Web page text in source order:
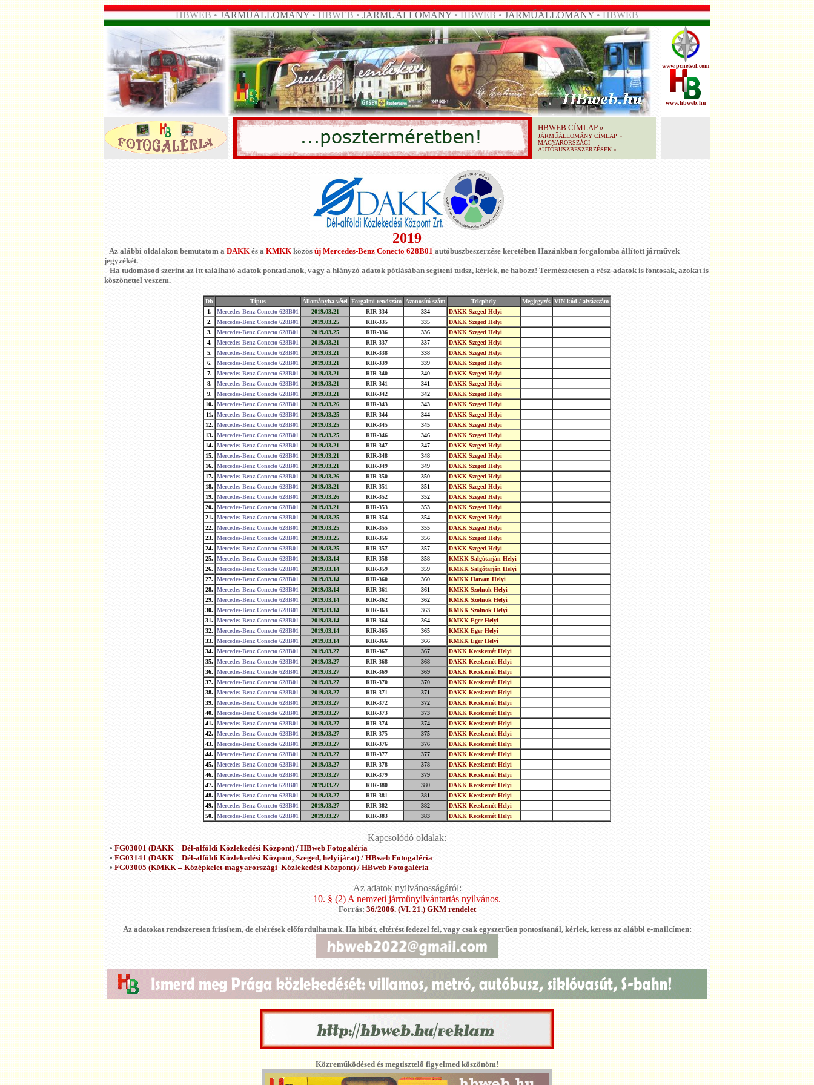
HBWEB •JÁRMŰÁLLOMÁNY• HBWEB •JÁRMŰÁLLOMÁNY• HBWEB •JÁRMŰÁLLOMÁNY• HBWEB
www.pcnetsol.com
www.hbweb.hu
HBWEB CÍMLAP »
JÁRMŰÁLLOMÁNY CÍMLAP »
MAGYARORSZÁGI
AUTÓBUSZBESZERZÉSEK »
2019
Az alábbi oldalakon bemutatom a DAKK és a KMKK közös új Mercedes-Benz Conecto 628B01 autóbuszbeszerzése keretében Hazánkban forgalomba állított járművek
jegyzékét.
Ha tudomásod szerint az itt található adatok pontatlanok, vagy a hiányzó adatok pótlásában segíteni tudsz, kérlek, ne habozz! Természetesen a rész-adatok is fontosak, azokat is
köszönettel veszem.
Db Típus Állományba vétel Forgalmi rendszám Azonosító szám Telephely Megjegyzés VIN-kód / alvázszám
1.
Mercedes-Benz Conecto 628B01 2019.03.21 RIR-334 334
DAKK Szeged Helyi
2.
Mercedes-Benz Conecto 628B01 2019.03.25 RIR-335 335
DAKK Szeged Helyi
3.
Mercedes-Benz Conecto 628B01 2019.03.25 RIR-336 336
DAKK Szeged Helyi
4.
Mercedes-Benz Conecto 628B01 2019.03.21 RIR-337 337
DAKK Szeged Helyi
5.
Mercedes-Benz Conecto 628B01 2019.03.21 RIR-338 338
DAKK Szeged Helyi
6.
Mercedes-Benz Conecto 628B01 2019.03.21 RIR-339 339
DAKK Szeged Helyi
7.
Mercedes-Benz Conecto 628B01 2019.03.21 RIR-340 340
DAKK Szeged Helyi
8.
Mercedes-Benz Conecto 628B01 2019.03.21 RIR-341 341
DAKK Szeged Helyi
9.
Mercedes-Benz Conecto 628B01 2019.03.21 RIR-342 342
DAKK Szeged Helyi
10.
Mercedes-Benz Conecto 628B01 2019.03.26 RIR-343 343
DAKK Szeged Helyi
11.
Mercedes-Benz Conecto 628B01 2019.03.25 RIR-344 344
DAKK Szeged Helyi
12.
Mercedes-Benz Conecto 628B01 2019.03.25 RIR-345 345
DAKK Szeged Helyi
13.
Mercedes-Benz Conecto 628B01 2019.03.25 RIR-346 346
DAKK Szeged Helyi
14.
Mercedes-Benz Conecto 628B01 2019.03.21 RIR-347 347
DAKK Szeged Helyi
15.
Mercedes-Benz Conecto 628B01 2019.03.21 RIR-348 348
DAKK Szeged Helyi
16.
Mercedes-Benz Conecto 628B01 2019.03.21 RIR-349 349
DAKK Szeged Helyi
17.
Mercedes-Benz Conecto 628B01 2019.03.26 RIR-350 350
DAKK Szeged Helyi
18.
Mercedes-Benz Conecto 628B01 2019.03.21 RIR-351 351
DAKK Szeged Helyi
19.
Mercedes-Benz Conecto 628B01 2019.03.26 RIR-352 352
DAKK Szeged Helyi
20.
Mercedes-Benz Conecto 628B01 2019.03.21 RIR-353 353
DAKK Szeged Helyi
21.
Mercedes-Benz Conecto 628B01 2019.03.25 RIR-354 354
DAKK Szeged Helyi
22.
Mercedes-Benz Conecto 628B01 2019.03.25 RIR-355 355
DAKK Szeged Helyi
23.
Mercedes-Benz Conecto 628B01 2019.03.25 RIR-356 356
DAKK Szeged Helyi
24.
Mercedes-Benz Conecto 628B01 2019.03.25 RIR-357 357
DAKK Szeged Helyi
25.
Mercedes-Benz Conecto 628B01 2019.03.14 RIR-358 358
KMKK Salgótarján Helyi
26.
Mercedes-Benz Conecto 628B01 2019.03.14 RIR-359 359
KMKK Salgótarján Helyi
27.
Mercedes-Benz Conecto 628B01 2019.03.14 RIR-360 360
KMKK Hatvan Helyi
28.
Mercedes-Benz Conecto 628B01 2019.03.14 RIR-361 361
KMKK Szolnok Helyi
29.
Mercedes-Benz Conecto 628B01 2019.03.14 RIR-362 362
KMKK Szolnok Helyi
30.
Mercedes-Benz Conecto 628B01 2019.03.14 RIR-363 363
KMKK Szolnok Helyi
31.
Mercedes-Benz Conecto 628B01 2019.03.14 RIR-364 364
KMKK Eger Helyi
32.
Mercedes-Benz Conecto 628B01 2019.03.14 RIR-365 365
KMKK Eger Helyi
33.
Mercedes-Benz Conecto 628B01 2019.03.14 RIR-366 366
KMKK Eger Helyi
34.
Mercedes-Benz Conecto 628B01 2019.03.27 RIR-367 367
DAKK Kecskemét Helyi
35.
Mercedes-Benz Conecto 628B01 2019.03.27 RIR-368 368
DAKK Kecskemét Helyi
36.
Mercedes-Benz Conecto 628B01 2019.03.27 RIR-369 369
DAKK Kecskemét Helyi
37.
Mercedes-Benz Conecto 628B01 2019.03.27 RIR-370 370
DAKK Kecskemét Helyi
38.
Mercedes-Benz Conecto 628B01 2019.03.27 RIR-371 371
DAKK Kecskemét Helyi
39.
Mercedes-Benz Conecto 628B01 2019.03.27 RIR-372 372
DAKK Kecskemét Helyi
40.
Mercedes-Benz Conecto 628B01 2019.03.27 RIR-373 373
DAKK Kecskemét Helyi
41.
Mercedes-Benz Conecto 628B01 2019.03.27 RIR-374 374
DAKK Kecskemét Helyi
42.
Mercedes-Benz Conecto 628B01 2019.03.27 RIR-375 375
DAKK Kecskemét Helyi
43.
Mercedes-Benz Conecto 628B01 2019.03.27 RIR-376 376
DAKK Kecskemét Helyi
44.
Mercedes-Benz Conecto 628B01 2019.03.27 RIR-377 377
DAKK Kecskemét Helyi
45.
Mercedes-Benz Conecto 628B01 2019.03.27 RIR-378 378
DAKK Kecskemét Helyi
46.
Mercedes-Benz Conecto 628B01 2019.03.27 RIR-379 379
DAKK Kecskemét Helyi
47.
Mercedes-Benz Conecto 628B01 2019.03.27 RIR-380 380
DAKK Kecskemét Helyi
48.
Mercedes-Benz Conecto 628B01 2019.03.27 RIR-381 381
DAKK Kecskemét Helyi
49.
Mercedes-Benz Conecto 628B01 2019.03.27 RIR-382 382
DAKK Kecskemét Helyi
50.
Mercedes-Benz Conecto 628B01 2019.03.27 RIR-383 383 DAKK Kecskemét Helyi
Kapcsolódó oldalak:
• FG03001 (DAKK – Dél-alföldi Közlekedési Központ) / HBweb Fotogaléria
• FG03141 (DAKK – Dél-alföldi Közlekedési Központ, Szeged, helyijárat) / HBweb Fotogaléria
• FG03005 (KMKK – Középkelet-magyarországi Közlekedési Központ) / HBweb Fotogaléria
Az adatok nyilvánosságáról:
10. § (2) A nemzeti járműnyilvántartás nyilvános.
Forrás: 36/2006. (VI. 21.) GKM rendelet
Az adatokat rendszeresen frissítem, de eltérések előfordulhatnak. Ha hibát, eltérést fedezel fel, vagy csak egyszerűen pontosítanál, kérlek, keress az alábbi e-mailcímen:
Közreműködésed és megtisztelő figyelmed köszönöm!